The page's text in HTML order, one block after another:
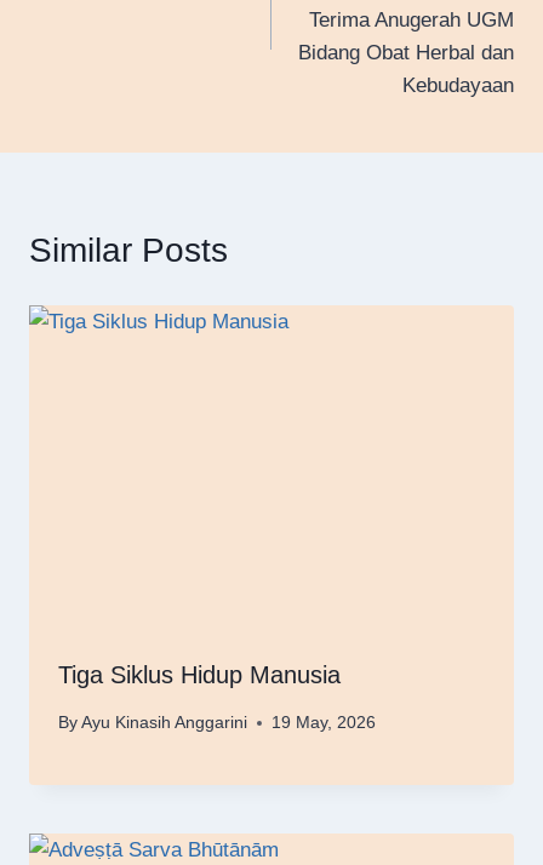
Terima Anugerah UGM
Bidang Obat Herbal dan
Kebudayaan
Similar Posts
Tiga Siklus Hidup Manusia
By Ayu Kinasih Anggarini 19 May, 2026